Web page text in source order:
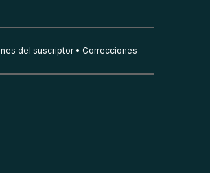
del suscriptor Correcciones